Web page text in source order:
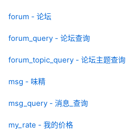
forum - 论坛
forum_query - 论坛查询
forum_topic_query - 论坛主题查询
msg - 味精
msg_query - 消息_查询
my_rate - 我的价格